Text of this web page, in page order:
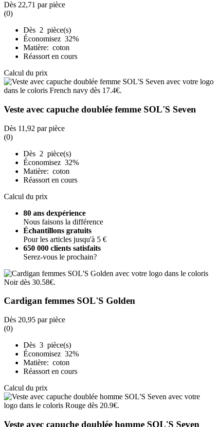
Dès 22,71 par pièce
(0)
Dès 2 pièce(s)
Économisez 32%
Matière: coton
Réassort en cours
Calcul du prix
Veste avec capuche doublée femme SOL'S Seven
Dès 11,92 par pièce
(0)
Dès 2 pièce(s)
Économisez 32%
Matière: coton
Réassort en cours
Calcul du prix
80 ans dexpérience
Nous faisons la différence
Échantillons gratuits
Pour les articles jusqu'à 5 €
650 000 clients satisfaits
Serez-vous le prochain?
Cardigan femmes SOL'S Golden
Dès 20,95 par pièce
(0)
Dès 3 pièce(s)
Économisez 32%
Matière: coton
Réassort en cours
Calcul du prix
Veste avec capuche doublée homme SOL'S Seven